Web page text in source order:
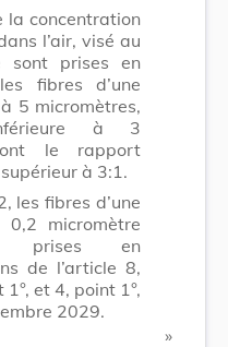
la concentration
l’air, visé au
sont prises en
fibres d’une
5 micromètres,
à 3
le rapport
à 3:1.
les fibres d’une
micromètre
prises en
de l’article 8,
et 4, point 1°,
2029.
​ »